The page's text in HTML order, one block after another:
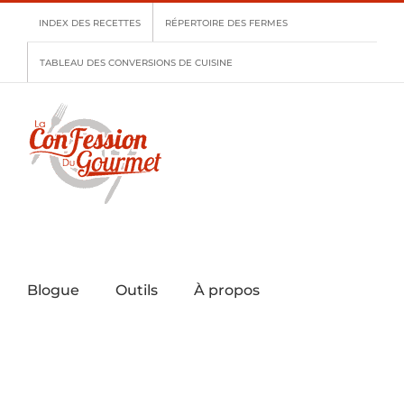
content
INDEX DES RECETTES RÉPERTOIRE DES FERMES
TABLEAU DES CONVERSIONS DE CUISINE
Blogue Outils À propos